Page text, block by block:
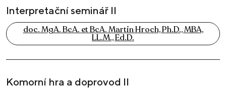
Interpretační seminář II
doc. MgA. BcA. et BcA. Martin Hroch, Ph.D., MBA,
LL.M., Ed.D.
Komorní hra a doprovod II